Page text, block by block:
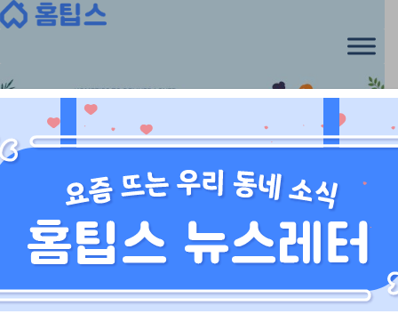
Skip
서울특별시